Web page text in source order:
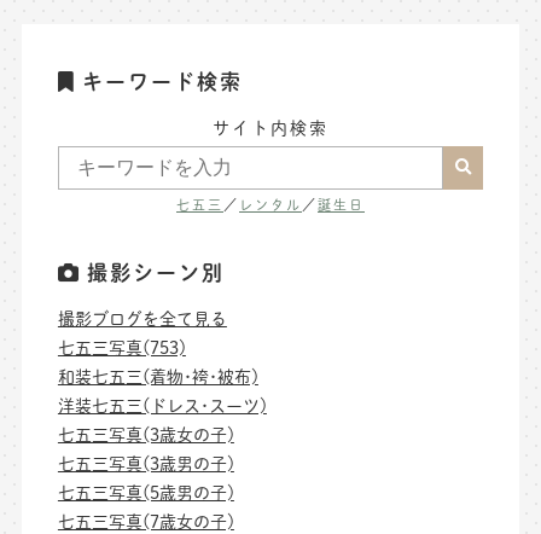
キーワード検索
サイト内検索
七五三 ／ レンタル ／誕生日
撮影シーン別
撮影ブログを全て見る
七五三写真(753)
和装七五三(着物･袴･被布)
洋装七五三(ドレス･スーツ)
七五三写真(3歳女の子)
七五三写真(3歳男の子)
七五三写真(5歳男の子)
七五三写真(7歳女の子)